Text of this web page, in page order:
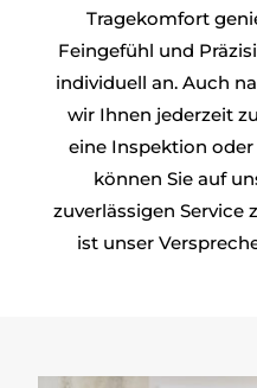
Tragekomfort
Feingefühl und
individuell an. Auch
wir Ihnen jederzeit
eine Inspektion
können Sie auf
zuverlässigen Service
ist unser